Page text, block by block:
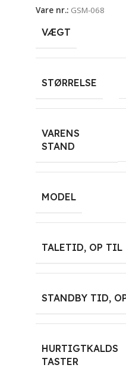
Vare nr.: GSM-068
VÆGT
STØRRELSE
VARENS
STAND
MODEL
TALETID, OP TIL
STANDBY TID,
HURTIGTKALDS
TASTER